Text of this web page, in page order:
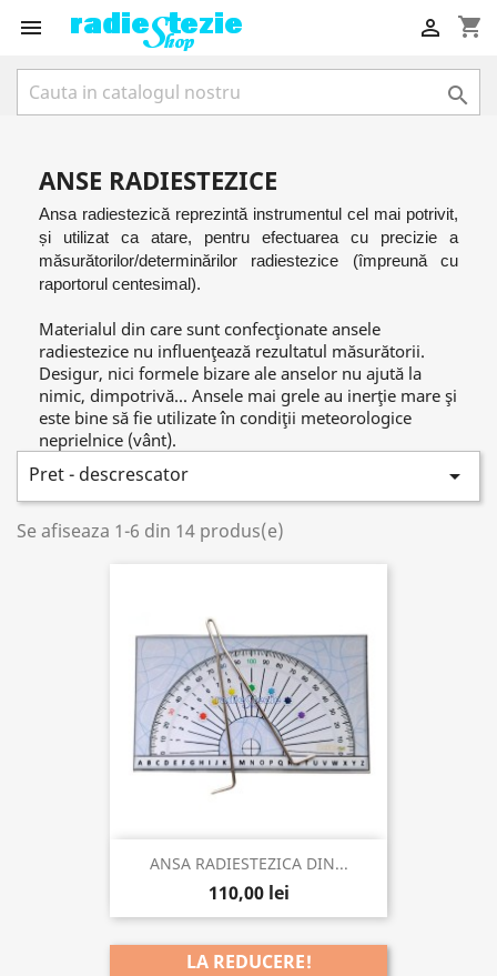
 shopping_cart


ANSE RADIESTEZICE
Ansa radiestezică reprezintă instrumentul cel mai potrivit,
și utilizat ca atare, pentru efectuarea cu precizie a
măsurătorilor/determinărilor radiestezice (împreună cu
raportorul centesimal).
Materialul din care sunt confecţionate ansele
radiestezice nu influenţează rezultatul măsurătorii.
Desigur, nici formele bizare ale anselor nu ajută la
nimic, dimpotrivă... Ansele mai grele au inerţie mare şi
este bine să fie utilizate în condiţii meteorologice
neprielnice (vânt).
Pret - descrescator 
Se afiseaza 1-6 din 14 produs(e)
ANSA RADIESTEZICA DIN...
110,00 lei
LA REDUCERE!